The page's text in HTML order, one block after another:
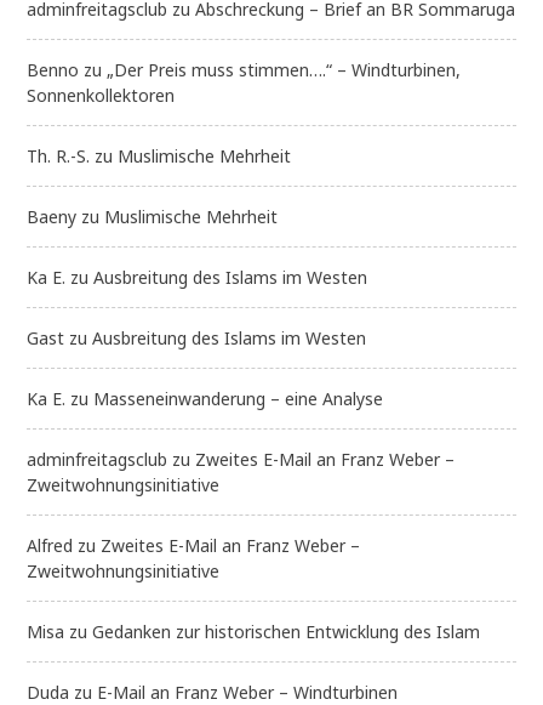
adminfreitagsclub zuAbschreckung – Brief an BR Sommaruga
Benno zu „Der Preis muss stimmen….“ – Windturbinen,
Sonnenkollektoren
Th. R.-S. zu Muslimische Mehrheit
Baeny zu Muslimische Mehrheit
Ka E. zuAusbreitung des Islams im Westen
Gast zuAusbreitung des Islams im Westen
Ka E. zu Masseneinwanderung – eine Analyse
adminfreitagsclub zu Zweites E-Mail an Franz Weber –
Zweitwohnungsinitiative
Alfred zu Zweites E-Mail an Franz Weber –
Zweitwohnungsinitiative
Misa zuGedanken zur historischen Entwicklung des Islam
Duda zu E-Mail an Franz Weber – Windturbinen